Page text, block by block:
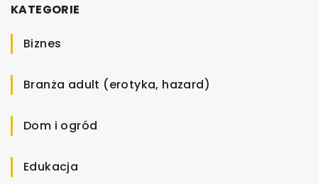
KATEGORIE
Biznes
Branża adult (erotyka, hazard)
Dom i ogród
Edukacja